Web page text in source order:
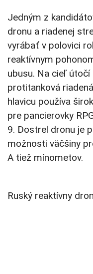
Jedným z
dronu a riadenej
vyrábať v polovici
reaktívnym
ubusu. Na cieľ
protitanková
hlavicu používa
pre pancierovky
9. Dostrel dronu je
možnosti väčšiny
A tiež mínometov.
Ruský reaktívny